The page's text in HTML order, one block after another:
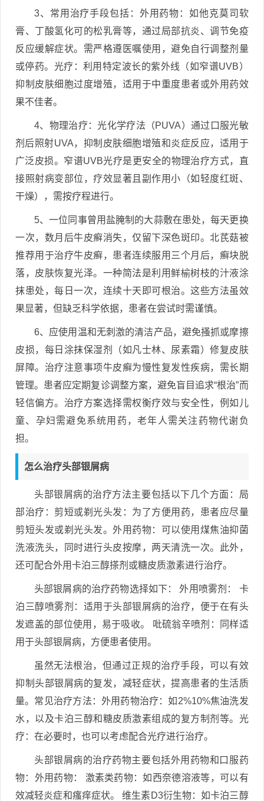
3、常用治疗手段包括：外用药物：如他克莫司软
膏、丁酸氢化可的松乳膏等，通过局部抗炎、调节免疫
反应缓解症状。需严格遵医嘱使用，避免自行调整剂量
或停药。光疗：利用特定波长的紫外线（如窄谱UVB）
抑制皮肤细胞过度增殖，适用于中重度患者或外用药效
果不佳者。
4、物理治疗：光化学疗法（PUVA）通过口服光敏
剂后照射UVA，抑制皮肤细胞增殖和炎症反应，适用于
广泛皮损。窄谱UVB光疗是更安全的物理治疗方式，直
接照射病变部位，疗效显著且副作用小（如轻度红斑、
干燥），需按疗程进行。
5、一位同事曾用盐腌制的大蒜敷在患处，每天更换
一次，数月后牛皮癣消失，仅留下深色斑印。北芪菇被
推荐用于治疗牛皮癣，患者连续服用三个月后，癣块脱
落，皮肤恢复光泽。一种简法是利用鲜榆树枝的汁液涂
抹患处，每日一次，连续十天即可根治。这些方法虽效
果显著，但缺乏科学依据，患者在尝试时需谨慎。
6、应使用温和无刺激的清洁产品，避免搔抓或摩擦
皮损，每日涂抹保湿剂（如凡士林、尿素霜）修复皮肤
屏障。治疗注意事项牛皮癣为慢性复发性疾病，需长期
管理。患者应定期复诊调整方案，避免盲目追求“根治”而
轻信偏方。治疗方案选择需权衡疗效与安全性，例如儿
童、孕妇需避免系统用药，老年人需关注药物代谢负
担。
怎么治疗头部银屑病
头部银屑病的治疗方法主要包括以下几个方面：局
部治疗：剪短或剃光头发：为了方便用药，患者应尽量
剪短头发或剃光头发。外用药物：可以使用煤焦油抑菌
洗液洗头，同时进行头皮按摩，两天清洗一次。此外，
还可配合外用卡泊三醇搽剂或糖皮质激素进行治疗。
头部银屑病的治疗药物选择如下： 外用喷雾剂： 卡
泊三醇喷雾剂：适用于头部银屑病的治疗，便于在有头
发遮盖的部位使用，易于吸收。 吡硫翁辛喷剂：同样适
用于头部银屑病，方便患者使用。
虽然无法根治，但通过正规的治疗手段，可以有效
抑制头部银屑病的复发，减轻症状，提高患者的生活质
量。常见治疗方法：外用药物治疗：如2%10%焦油洗发
水，以及卡泊三醇和糖皮质激素组成的复方制剂等。光
疗：在必要时，也可以考虑配合光疗进行治疗。
头部银屑病的治疗药物主要包括外用药物和口服药
物：外用药物： 激素类药物：如西奈德溶液等，可以有
效减轻炎症和瘙痒症状。 维生素D3衍生物：如卡泊三醇